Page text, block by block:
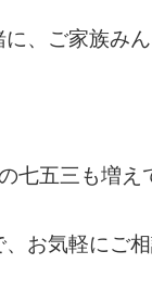
、ご家族み
七五三も増え
お気軽にご